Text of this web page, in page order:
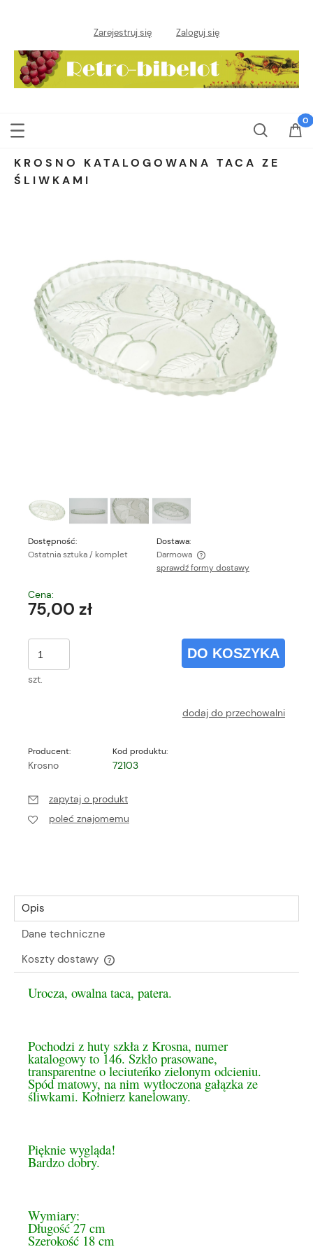
Zarejestruj się Zaloguj się
KROSNO KATALOGOWANA TACA ZE
ŚLIWKAMI
Dostępność:
Ostatnia sztuka / komplet
Dostawa:
Darmowa
Cena nie zawiera ewentualnych kosztów płatności
sprawdź formy dostawy
Cena:
75,00 zł
szt.
DO KOSZYKA
dodaj do przechowalni
Producent:
Krosno
Kod produktu:
72103
zapytaj o produkt
poleć znajomemu
Opis
Dane techniczne
Koszty dostawy
Cena nie zawiera ewentualnych kosztów płatności
Urocza, owalna taca, patera.
Pochodzi z huty szkła z Krosna, numer
katalogowy to 146. Szkło prasowane,
transparentne o leciuteńko zielonym odcieniu.
Spód matowy, na nim wytłoczona gałązka ze
śliwkami. Kołnierz kanelowany.
Pięknie wygląda!
Bardzo dobry.
Wymiary:
Długość 27 cm
Szerokość 18 cm